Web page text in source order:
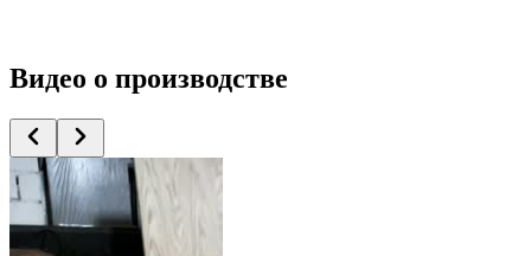
Видео о производстве